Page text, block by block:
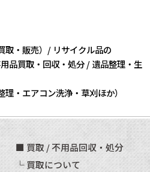
取・販売）/ リサイクル品の
品買取・回収・処分 /遺品整理・生
理・エアコン洗浄・草刈ほか）
買取 / 不用品回収・処分
買取について